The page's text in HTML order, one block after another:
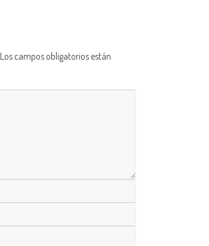
Los campos obligatorios están